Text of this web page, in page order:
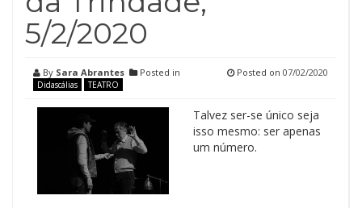
5/2/2020
By Sara Abrantes Posted in
Didascálias TEATRO
Posted on 07/02/2020
Talvez ser-se único seja
isso mesmo: ser apenas
um número.